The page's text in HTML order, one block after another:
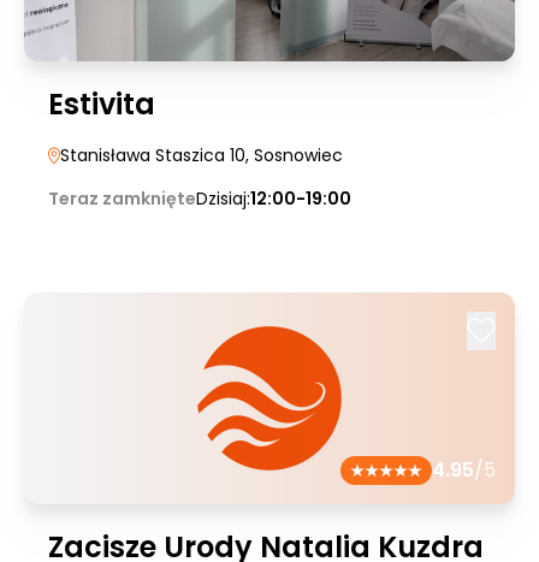
Estivita
Stanisława Staszica 10, Sosnowiec
Teraz zamknięteDzisiaj:12:00-19:00
4.95/5
Zacisze Urody Natalia Kuzdra